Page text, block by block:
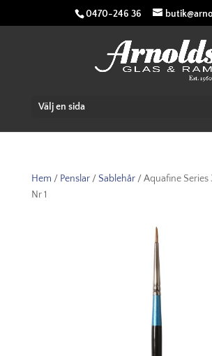
0470-246 36
Välj en sida
Hem / Penslar/ Sablehår/ Aquafine Series
Nr 1